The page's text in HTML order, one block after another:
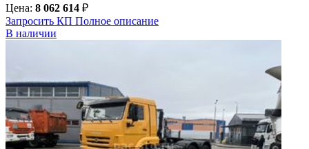
Цена: 8 062 614 ₽
Запросить КП Полное описание
В наличии